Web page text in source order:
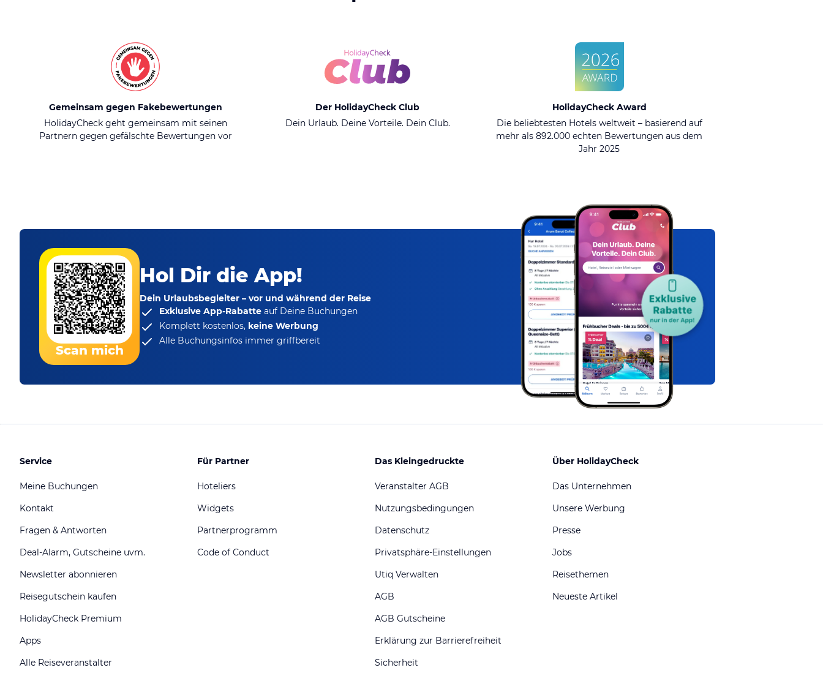
Gemeinsam gegen Fakebewertungen
HolidayCheck geht gemeinsam mit seinen
Partnern gegen gefälschte Bewertungen vor
Der HolidayCheck Club
Dein Urlaub. Deine Vorteile. Dein Club.
HolidayCheck Award
Die beliebtesten Hotels weltweit – basierend auf
mehr als 892.000 echten Bewertungen aus dem
Jahr 2025
Scan mich
Hol Dir die App!
Dein Urlaubsbegleiter – vor und während der Reise
Exklusive App-Rabatte auf Deine Buchungen
Komplett kostenlos, keine Werbung
Alle Buchungsinfos immer griffbereit
Service
Meine Buchungen
Kontakt
Fragen & Antworten
Deal-Alarm, Gutscheine uvm.
Newsletter abonnieren
Reisegutschein kaufen
HolidayCheck Premium
Apps
Alle Reiseveranstalter
Für Partner
Hoteliers
Widgets
Partnerprogramm
Code of Conduct
Das Kleingedruckte
Veranstalter AGB
Nutzungsbedingungen
Datenschutz
Privatsphäre-Einstellungen
Utiq Verwalten
AGB
AGB Gutscheine
Erklärung zur Barrierefreiheit
Sicherheit
Über HolidayCheck
Das Unternehmen
Unsere Werbung
Presse
Jobs
Reisethemen
Neueste Artikel